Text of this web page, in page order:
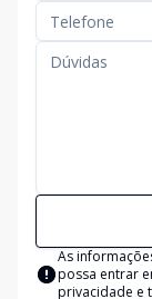
As
possa entrar
privacidade e